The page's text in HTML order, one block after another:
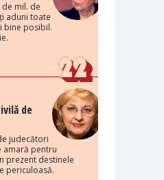
mil. de
aduni toate
bine posibil.
de
judecători
amară pentru
prezent destinele
periculoasă.